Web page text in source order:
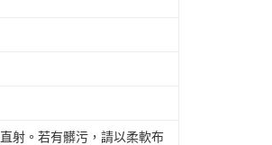
射。若有髒污，請以柔軟布